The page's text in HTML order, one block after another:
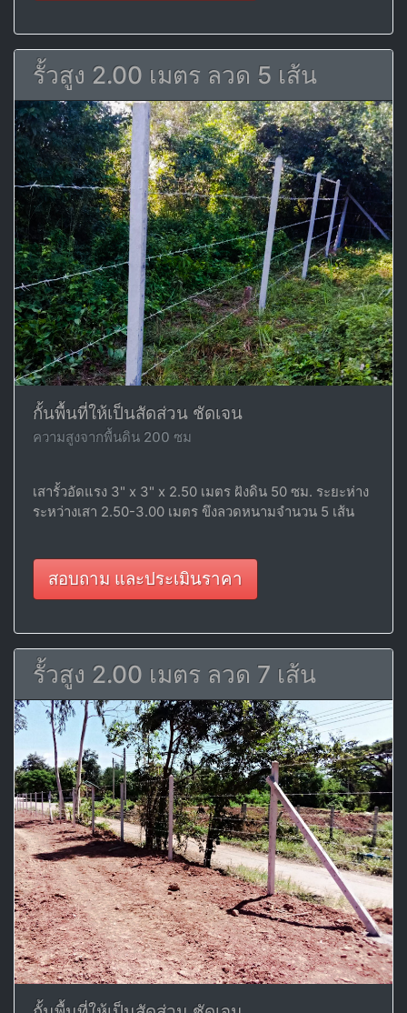
รั้วสูง 2.00 เมตร ลวด 5 เส้น
กั้นพื้นที่ให้เป็นสัดส่วน ชัดเจน
ความสูงจากพื้นดิน 200 ซม
เสารั้วอัดแรง 3" x 3" x 2.50 เมตร ฝังดิน 50 ซม. ระยะห่าง
ระหว่างเสา 2.50-3.00 เมตร ขึงลวดหนามจำนวน 5 เส้น
สอบถาม และประเมินราคา
รั้วสูง 2.00 เมตร ลวด 7 เส้น